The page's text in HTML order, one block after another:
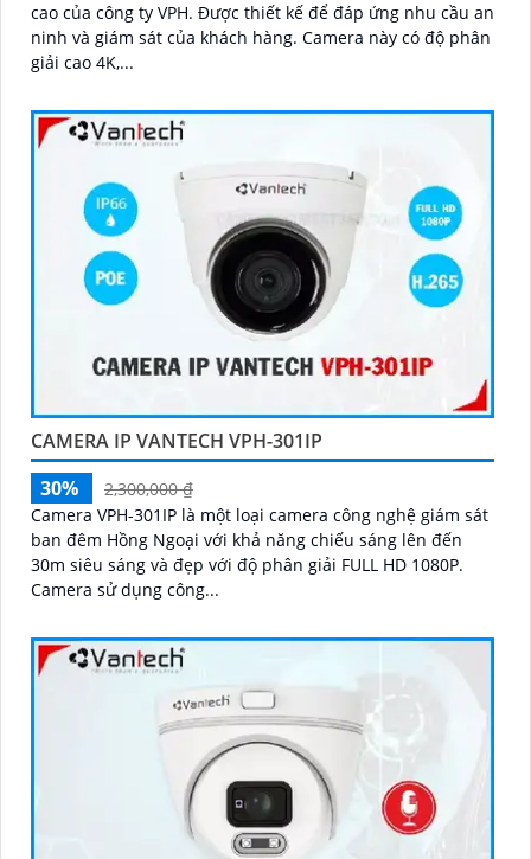
cao của công ty VPH. Được thiết kế để đáp ứng nhu cầu an
ninh và giám sát của khách hàng. Camera này có độ phân
giải cao 4K,...
CAMERA IP VANTECH VPH-301IP
30%
2,300,000 ₫
Camera VPH-301IP là một loại camera công nghệ giám sát
ban đêm Hồng Ngoại với khả năng chiếu sáng lên đến
30m siêu sáng và đẹp với độ phân giải FULL HD 1080P.
Camera sử dụng công...